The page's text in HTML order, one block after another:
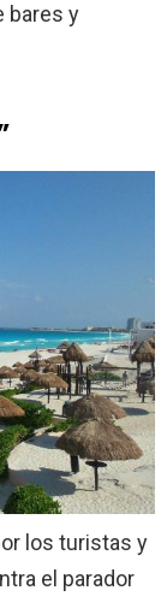
bares y
los turistas y
el parador